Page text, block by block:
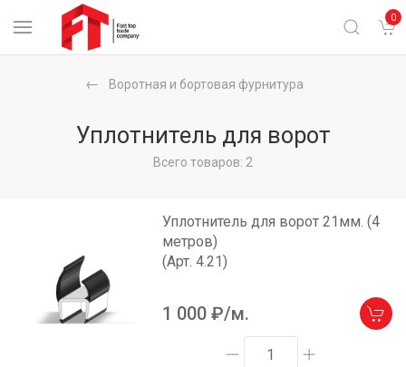
0
Воротная и бортовая фурнитура
Уплотнитель для ворот
Всего товаров: 2
Уплотнитель для ворот 21мм. (4
метров)
(Арт. 4.21)
1 000 ₽/м.